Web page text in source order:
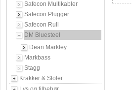
Safecon Multikabler
Safecon Plugger
Safecon Rull
DM Bluesteel
Dean Markley
Markbass
Stagg
Krakker & Stoler